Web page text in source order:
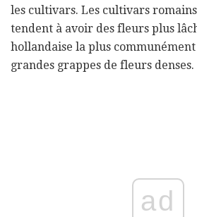
les cultivars. Les cultivars
tendent à avoir des fleurs plus
hollandaise la plus
grandes grappes de fleurs denses.
ad